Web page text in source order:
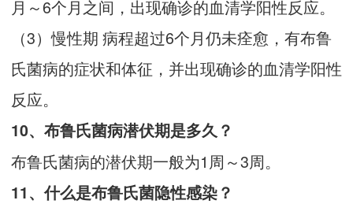
月～6个月之间，出现确诊的血清学阳性反应。
（3）慢性期 病程超过6个月仍未痊愈，有布鲁
氏菌病的症状和体征，并出现确诊的血清学阳性
反应。
10、布鲁氏菌病潜伏期是多久？
布鲁氏菌病的潜伏期一般为1周～3周。
11、什么是布鲁氏菌隐性感染？